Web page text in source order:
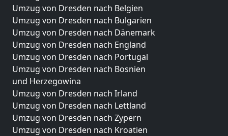
Umzug von Dresden nach Belgien
Umzug von Dresden nach Bulgarien
Umzug von Dresden nach Dänemark
Umzug von Dresden nach England
Umzug von Dresden nach Portugal
Umzug von Dresden nach Bosnien
und Herzegowina
Umzug von Dresden nach Irland
Umzug von Dresden nach Lettland
Umzug von Dresden nach Zypern
Umzug von Dresden nach Kroatien